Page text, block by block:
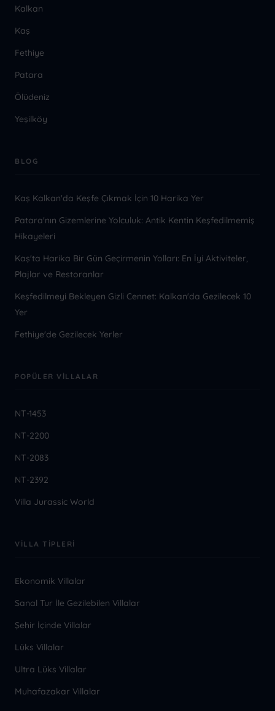
Kalkan
Kaş
Fethiye
Patara
Ölüdeniz
Yeşilköy
BLOG
Kaş Kalkan'da Keşfe Çıkmak İçin 10 Harika Yer
Patara'nın Gizemlerine Yolculuk: Antik Kentin Keşfedilmemiş
Hikayeleri
Kaş'ta Harika Bir Gün Geçirmenin Yolları: En İyi Aktiviteler,
Plajlar ve Restoranlar
Keşfedilmeyi Bekleyen Gizli Cennet: Kalkan'da Gezilecek 10
Yer
Fethiye'de Gezilecek Yerler
POPÜLER VILLALAR
NT-1453
NT-2200
NT-2083
NT-2392
Villa Jurassic World
VILLA TIPLERI
Ekonomik Villalar
Sanal Tur İle Gezilebilen Villalar
Şehir İçinde Villalar
Lüks Villalar
Ultra Lüks Villalar
Muhafazakar Villalar